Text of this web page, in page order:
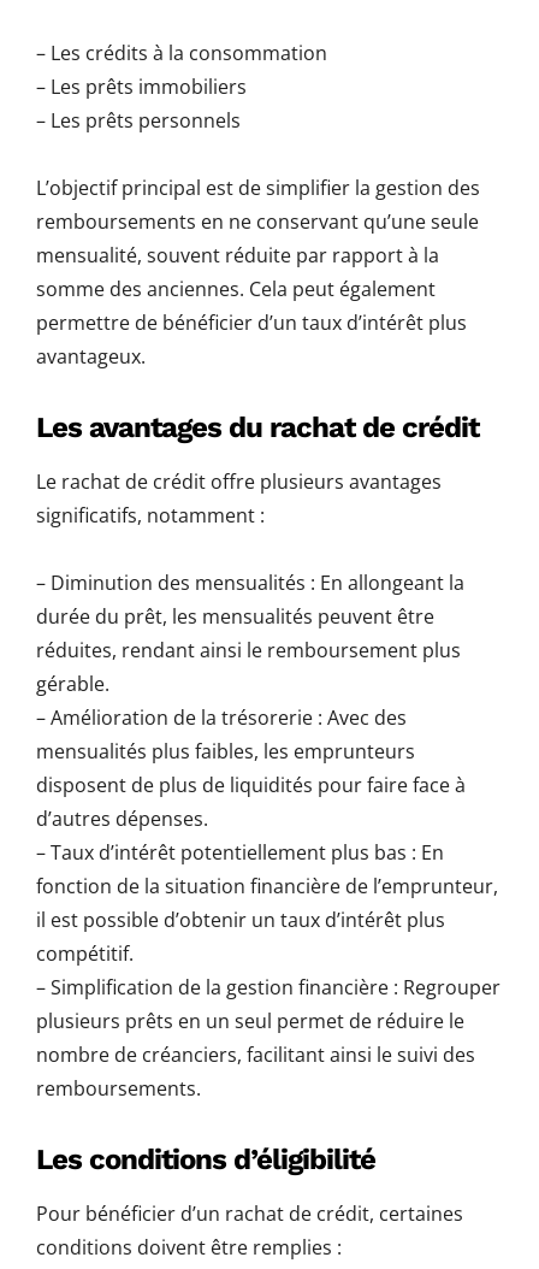
– Les crédits à la consommation
– Les prêts immobiliers
– Les prêts personnels
L’objectif principal est de simplifier la gestion des
remboursements en ne conservant qu’une seule
mensualité, souvent réduite par rapport à la
somme des anciennes. Cela peut également
permettre de bénéficier d’un taux d’intérêt plus
avantageux.
Les avantages du rachat de crédit
Le rachat de crédit offre plusieurs avantages
significatifs, notamment :
– Diminution des mensualités : En allongeant la
durée du prêt, les mensualités peuvent être
réduites, rendant ainsi le remboursement plus
gérable.
– Amélioration de la trésorerie : Avec des
mensualités plus faibles, les emprunteurs
disposent de plus de liquidités pour faire face à
d’autres dépenses.
– Taux d’intérêt potentiellement plus bas : En
fonction de la situation financière de l’emprunteur,
il est possible d’obtenir un taux d’intérêt plus
compétitif.
– Simplification de la gestion financière : Regrouper
plusieurs prêts en un seul permet de réduire le
nombre de créanciers, facilitant ainsi le suivi des
remboursements.
Les conditions d’éligibilité
Pour bénéficier d’un rachat de crédit, certaines
conditions doivent être remplies :